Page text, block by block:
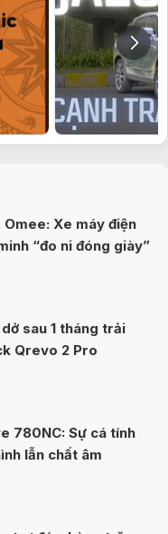
Xe máy điện
“đo ni đóng giày”
sau 1 tháng trải
Qrevo 2 Pro
780NC: Sự cá tính
lẫn chất âm